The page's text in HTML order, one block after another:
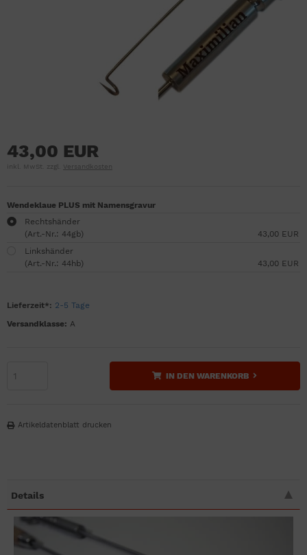
43,00 EUR
inkl. MwSt. zzgl. Versandkosten
Wendeklaue PLUS mit Namensgravur
Rechtshänder
(Art.-Nr.: 44gb)
43,00 EUR
Linkshänder
(Art.-Nr.: 44hb)
43,00 EUR
Lieferzeit*: 2-5 Tage
Versandklasse: A
IN DEN WARENKORB
Artikeldatenblatt drucken
Details